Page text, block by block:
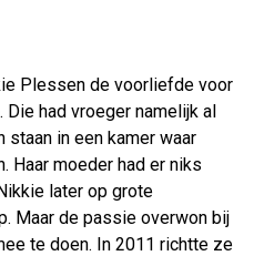
Plessen de voorliefde voor
Die had vroeger namelijk al
in een kamer waar
Haar moeder had er niks
later op grote
Maar de passie overwon bij
te doen. In 2011 richtte ze